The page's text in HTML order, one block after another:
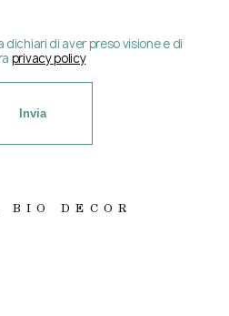
dichiari di aver preso visione e di
privacy policy
BIO DECOR